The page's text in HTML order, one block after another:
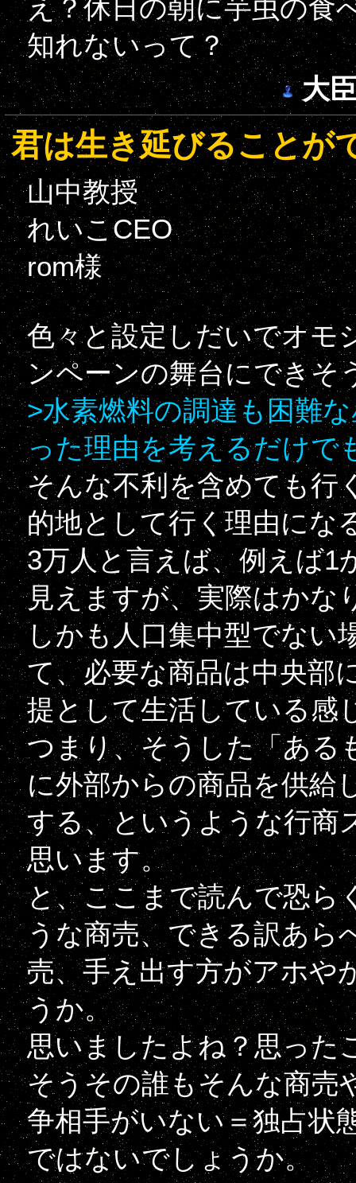
え？休日の朝に芋虫の食
知れないって？
大
君は生き延びることが
山中教授
れいこCEO
rom様
色々と設定しだいでオモ
ンペーンの舞台にできそ
>水素燃料の調達も困難
った理由を考えるだけで
そんな不利を含めても行
的地として行く理由にな
3万人と言えば、例えば1
見えますが、実際はかな
しかも人口集中型でない
て、必要な商品は中央部
提として生活している感
つまり、そうした「ある
に外部からの商品を供給
する、というような行商
思います。
と、ここまで読んで恐ら
うな商売、できる訳あら
売、手え出す方がアホや
うか。
思いましたよね？思った
そうその誰もそんな商売
争相手がいない＝独占状
ではないでしょうか。